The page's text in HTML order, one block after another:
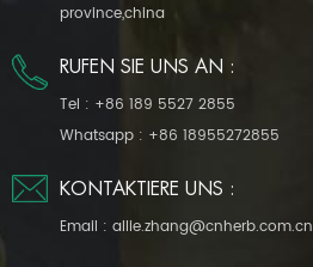
province,china
RUFEN SIE UNS AN :
Tel : +86 189 5527 2855
Whatsapp : +86 18955272855
KONTAKTIERE UNS :
Email : allie.zhang@cnherb.com.cn